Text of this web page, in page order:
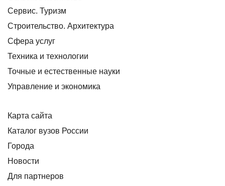
Сервис. Туризм
Строительство. Архитектура
Сфера услуг
Техника и технологии
Точные и естественные науки
Управление и экономика
Карта сайта
Каталог вузов России
Города
Новости
Для партнеров